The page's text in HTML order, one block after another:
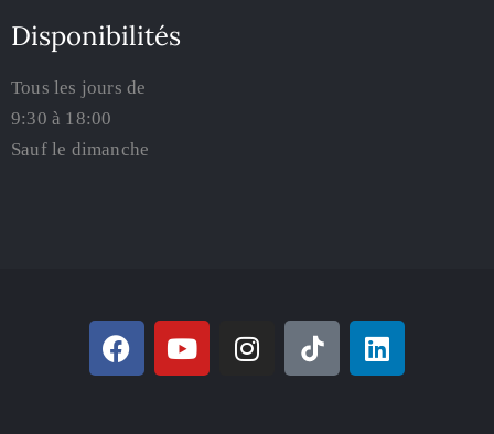
Disponibilités
Tous les jours de
9:30 à 18:00
Sauf le dimanche